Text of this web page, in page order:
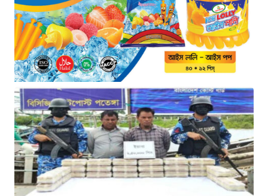
চীনে শক্তিশালী টাইফুনের আঘাত: ঘর
হারিয়েছেন ১০ লাখ বাসিন্দা
৭ ঘণ্টা আগে
এক যুগ পর আত্মসমর্পণ: মৃত্যুদণ্ডের
বিরুদ্ধে আপিল করলেন আবুল কালাম
আযাদ
৭ ঘণ্টা আগে
প্রধানমন্ত্রী তারেক রহমানের সঙ্গে
ভারতীয় হাইকমিশনারের সৌজন্য
সাক্ষাৎ
৭ ঘণ্টা আগে
শিক্ষায় নারীদের জয়গান: পাসের হারে